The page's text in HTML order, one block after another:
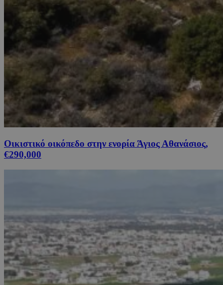
Οικιστικό οικόπεδο στην ενορία Άγιος Αθανάσιος,
€290,000